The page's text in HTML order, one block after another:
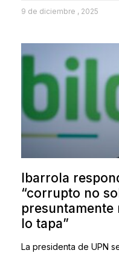
9 de diciembre , 2025
Ibarrola
“corrupto no
presuntamente
lo tapa”
La presidenta de UPN